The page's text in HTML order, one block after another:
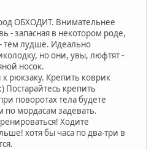
ОБХОДИТ. Внимательнее
- запасная в некотором роде,
тем лудше. Идеально
но они, увы, люфтят -
носок.
рюкзаку. Крепить коврик
Постарайтесь крепить
поворотах тела будете
по мордасам задевать.
Ходите
хотя бы часа по два-три в